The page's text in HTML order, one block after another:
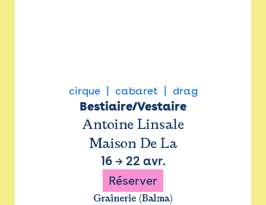
cirque cabaret drag
Bestiaire/Vestaire
Antoine Linsale
Maison De La
16→ 22 avr.
Réserver
Grainerie (Balma)